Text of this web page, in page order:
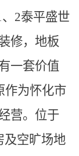
、2泰平盛世
修，地板
一套价值
作为怀化市
营。位于
及空旷场地